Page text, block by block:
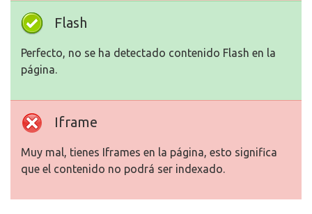
Flash
Perfecto, no se ha detectado contenido Flash en la
página.
Iframe
Muy mal, tienes Iframes en la página, esto significa
que el contenido no podrá ser indexado.